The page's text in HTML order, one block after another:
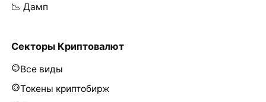
📉 Дамп
Секторы Криптовалют
Все виды
Токены криптобирж